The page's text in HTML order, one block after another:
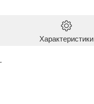
Характеристики